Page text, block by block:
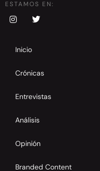
ESTAMOS EN:
Inicio
Crónicas
Entrevistas
Análisis
Opinión
Branded Content